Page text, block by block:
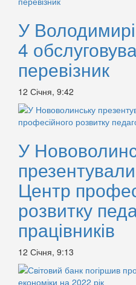
У
4
перевізник
12 Січня, 9:42
У
Центр
розвитку
працівників
12 Січня, 9:13